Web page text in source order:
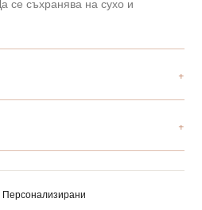
се съхранява на сухо и
Персонализирани